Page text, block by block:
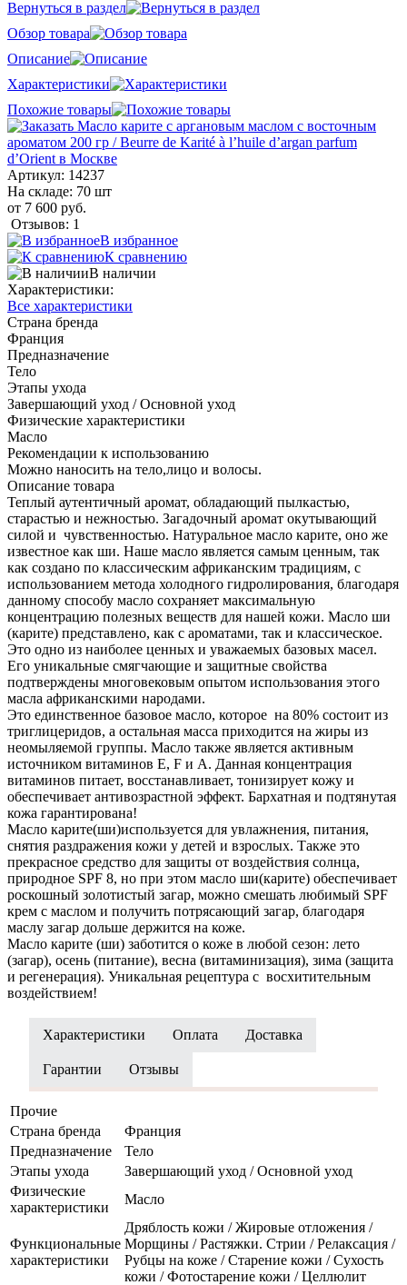
Вернуться в раздел
Обзор товара
Описание
Характеристики
Похожие товары
Артикул: 14237
На складе: 70 шт
от 7 600 руб.
Отзывов: 1
В избранное
К сравнению
В наличии
Характеристики:
Все характеристики
Страна бренда
Франция
Предназначение
Тело
Этапы ухода
Завершающий уход / Основной уход
Физические характеристики
Масло
Рекомендации к использованию
Можно наносить на тело,лицо и волосы.
Описание товара
Теплый аутентичный аромат, обладающий пылкастью,
старастью и нежностью. Загадочный аромат окутывающий
силой и чувственностью. Натуральное масло карите, оно же
известное как ши. Наше масло является самым ценным, так
как создано по классическим африканским традициям, с
использованием метода холодного гидролирования, благодаря
данному способу масло сохраняет максимальную
концентрацию полезных веществ для нашей кожи. Масло ши
(карите) представлено, как с ароматами, так и классическое.
Это одно из наиболее ценных и уважаемых базовых масел.
Его уникальные смягчающие и защитные свойства
подтверждены многовековым опытом использования этого
масла африканскими народами.
Это единственное базовое масло, которое на 80% состоит из
триглицеридов, а остальная масса приходится на жиры из
неомыляемой группы. Масло также является активным
источником витаминов Е, F и А. Данная концентрация
витаминов питает, восстанавливает, тонизирует кожу и
обеспечивает антивозрастной эффект. Бархатная и подтянутая
кожа гарантирована!
Масло карите(ши)используется для увлажнения, питания,
снятия раздражения кожи у детей и взрослых. Также это
прекрасное средство для защиты от воздействия солнца,
природное SPF 8, но при этом масло ши(карите) обеспечивает
роскошный золотистый загар, можно смешать любимый SPF
крем с маслом и получить потрясающий загар, благодаря
маслу загар дольше держится на коже.
Масло карите (ши) заботится о коже в любой сезон: лето
(загар), осень (питание), весна (витаминизация), зима (защита
и регенерация). Уникальная рецептура с восхитительным
воздействием!
Характеристики Оплата Доставка
Гарантии Отзывы
Прочие
Страна бренда
Франция
Предназначение
Тело
Этапы ухода
Завершающий уход / Основной уход
Физические
характеристики
Масло
Функциональные
характеристики
Дряблость кожи / Жировые отложения /
Морщины / Растяжки. Стрии / Релаксация /
Рубцы на коже / Старение кожи / Сухость
кожи / Фотостарение кожи / Целлюлит